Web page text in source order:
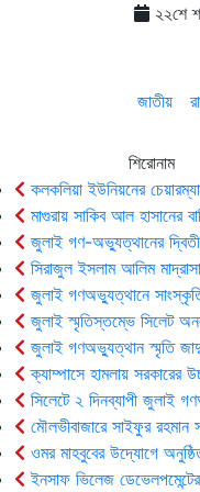
২২শে
জাতীয়
শিরোনাম
কলকলিয়া ইউনিয়নের
মাগুরায় সাকিব আল হাসানের
জুলাই গণ-অভ্যুত্থানের
সিরাজুল ইসলাম আলিম
জুলাই গণঅভ্যুত্থানে
জুলাই স্মৃতিস্তম্ভে সিলেট
জুলাই গণঅভ্যুত্থান স্মৃতি
ক্যাম্পাসে হামলায় সরকারের
সিলেটে ২ দিনব্যাপী জুলাই
মৌলভীবাজারে সাইফুর
ওমর মাহবুবের উদ্যোগে
ইনসাফ ভিলেজ